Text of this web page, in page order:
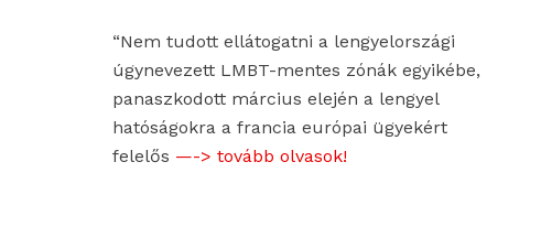
“Nem tudott ellátogatni a lengyelországi
úgynevezett LMBT-mentes zónák egyikébe,
panaszkodott március elején a lengyel
hatóságokra a francia európai ügyekért
felelős —-> tovább olvasok!